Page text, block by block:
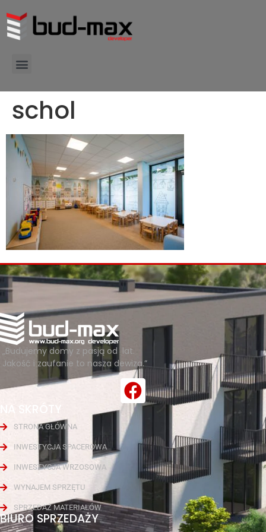
schol
„Budujemy domy z pasją od lat.
Jakość i zaufanie to nasza dewiza.”
NA SKRÓTY
STRONA GŁÓWNA
INWESTYCJA SPACEROWA
INWESTYCJA WRZOSOWA
WYNAJEM SPRZĘTU
SPRZEDAŻ MATERIAŁÓW
BIURO SPRZEDAŻY